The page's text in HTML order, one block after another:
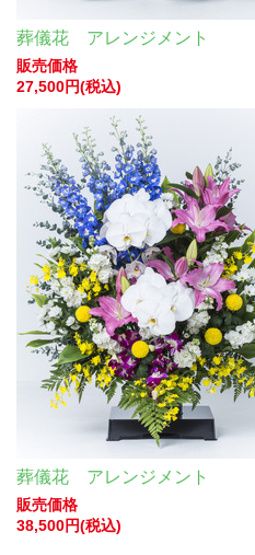
葬儀花 アレンジメント
販売価格
27,500円(税込)
葬儀花 アレンジメント
販売価格
38,500円(税込)